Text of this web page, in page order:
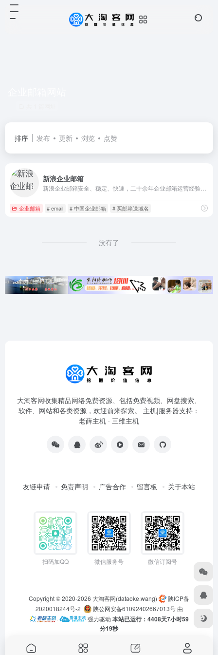
排序 发布 更新 浏览 点赞
新浪企业邮箱
企业邮箱 # email # 中国企业邮箱 # 买邮箱送域名
没有了
大淘客网收集精品网络免费资源、包括免费视频、网盘搜索、
软件、网站和各类资源，欢迎前来探索。 主机|服务器支持：
老薛主机 · 三维主机
友链申请 免责声明 广告合作 留言板 关于本站
扫码加QQ 微信服务号 微信订阅号
Copyright © 2020-2026 大淘客网(dataoke.wang)
陕ICP备
2020018244号-2
陕公网安备61092402667013号由
·
强力驱动 本站已运行：4408天7小时59
分19秒